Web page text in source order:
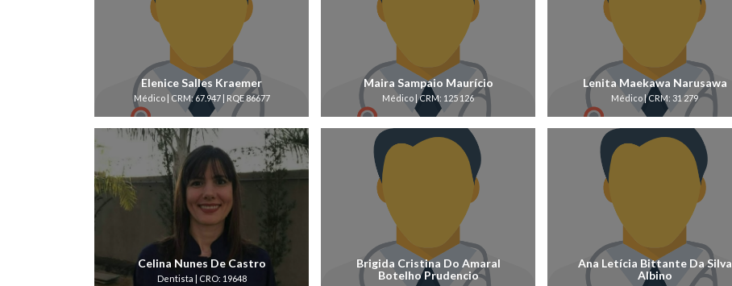
Elenice Salles Kraemer
Médico | CRM: 67.947 | RQE 86677
Maira Sampaio Maurício
Médico | CRM: 125 126
Lenita Maekawa Narusawa
Médico | CRM: 31 279
Celina Nunes De Castro
Dentista | CRO: 19648
Brigida Cristina Do Amaral
Botelho Prudencio
Ana Letícia Bittante Da Silva
Albino